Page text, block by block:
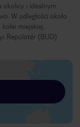
okolicy i idealnym
W odległości około
miejskiej.
Repülötér (BUD)